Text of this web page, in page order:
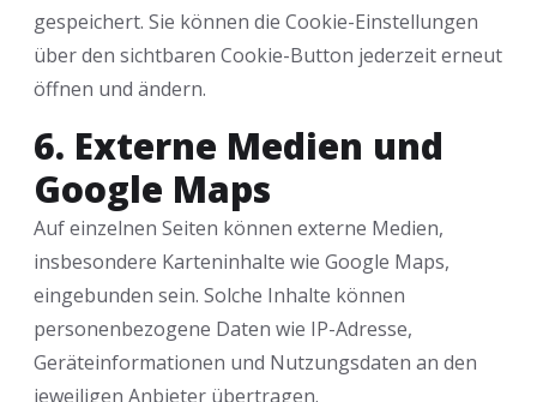
gespeichert. Sie können die Cookie-Einstellungen
über den sichtbaren Cookie-Button jederzeit erneut
öffnen und ändern.
6. Externe Medien und
Google Maps
Auf einzelnen Seiten können externe Medien,
insbesondere Karteninhalte wie Google Maps,
eingebunden sein. Solche Inhalte können
personenbezogene Daten wie IP-Adresse,
Geräteinformationen und Nutzungsdaten an den
jeweiligen Anbieter übertragen.